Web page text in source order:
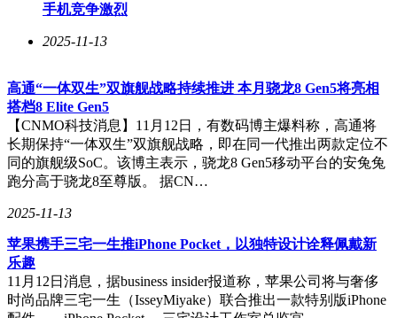
手机竞争激烈
2025-11-13
高通“一体双生”双旗舰战略持续推进 本月骁龙8 Gen5将亮相
搭档8 Elite Gen5
【CNMO科技消息】11月12日，有数码博主爆料称，高通将
长期保持“一体双生”双旗舰战略，即在同一代推出两款定位不
同的旗舰级SoC。该博主表示，骁龙8 Gen5移动平台的安兔兔
跑分高于骁龙8至尊版。 据CN…
2025-11-13
苹果携手三宅一生推iPhone Pocket，以独特设计诠释佩戴新
乐趣
11月12日消息，据business insider报道称，苹果公司将与奢侈
时尚品牌三宅一生（IsseyMiyake）联合推出一款特别版iPhone